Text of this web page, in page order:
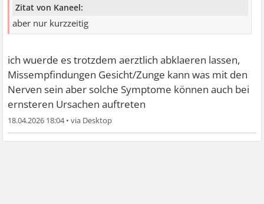
Zitat von Kaneel:
aber nur kurzzeitig
ich wuerde es trotzdem aerztlich abklaeren lassen,
Missempfindungen Gesicht/Zunge kann was mit den
Nerven sein aber solche Symptome können auch bei
ernsteren Ursachen auftreten
18.04.2026 18:04•